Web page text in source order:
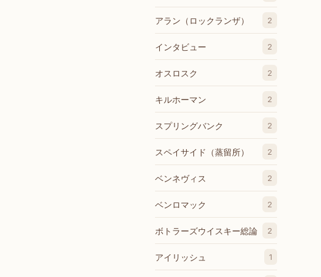
アラン（ロックランザ） 2
インタビュー 2
オスロスク 2
キルホーマン 2
スプリングバンク 2
スペイサイド（蒸留所） 2
ベンネヴィス 2
ベンロマック 2
ボトラーズウイスキー総論 2
アイリッシュ 1